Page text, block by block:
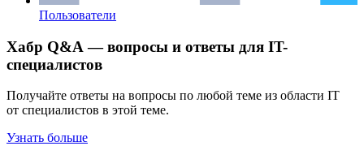
Пользователи
Хабр Q&A — вопросы и ответы для IT-
специалистов
Получайте ответы на вопросы по любой теме из области IT
от специалистов в этой теме.
Узнать больше